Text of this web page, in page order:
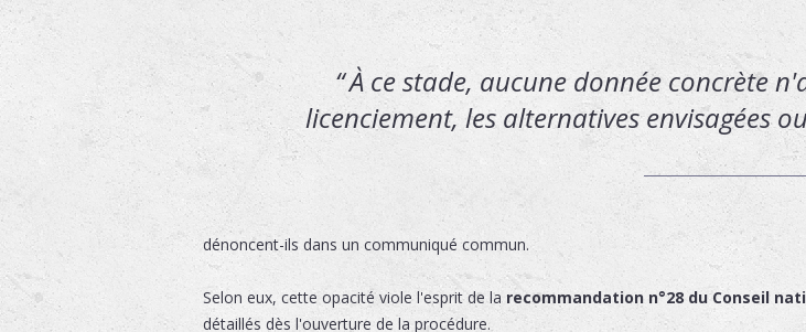
À ce stade, aucune donnée concrète
licenciement, les alternatives envisagées
dénoncent-ils dans un communiqué commun.
Selon eux, cette opacité viole l'esprit de la recommandation n°28 du Conseil
détaillés dès l'ouverture de la procédure.